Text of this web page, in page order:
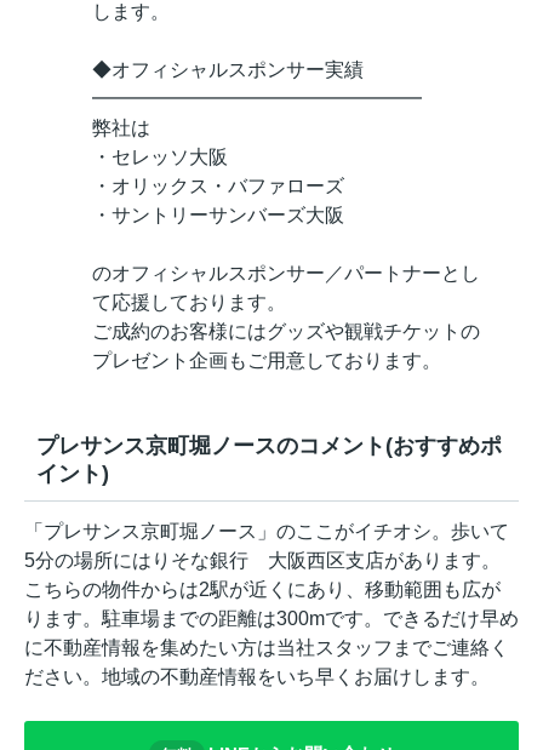
します。
◆オフィシャルスポンサー実績
━━━━━━━━━━━━━━━━━
弊社は
・セレッソ大阪
・オリックス・バファローズ
・サントリーサンバーズ大阪
のオフィシャルスポンサー／パートナーとし
て応援しております。
ご成約のお客様にはグッズや観戦チケットの
プレゼント企画もご用意しております。
プレサンス京町堀ノースのコメント(おすすめポ
イント)
「プレサンス京町堀ノース」のここがイチオシ。歩いて
5分の場所にはりそな銀行 大阪西区支店があります。
こちらの物件からは2駅が近くにあり、移動範囲も広が
ります。駐車場までの距離は300mです。できるだけ早め
に不動産情報を集めたい方は当社スタッフまでご連絡く
ださい。地域の不動産情報をいち早くお届けします。